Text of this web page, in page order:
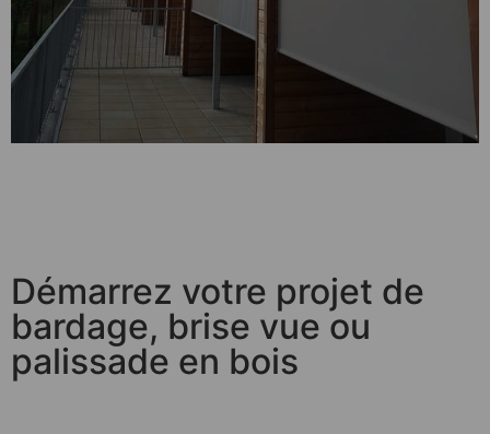
Démarrez votre projet de
bardage, brise vue ou
palissade en bois